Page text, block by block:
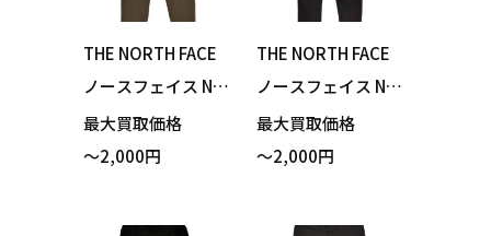
THE NORTH FACE
ノースフェイス NB
42388 Flexible Ank
le Pant フレキシブ
最大買取価格
～2,000円
THE NORTH FACE
ノースフェイス NB
62286 Anytime Wi
nd Long Pant エニ
最大買取価格
～2,000円